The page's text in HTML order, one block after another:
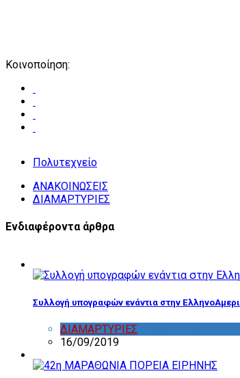
Κοινοποίηση:
Πολυτεχνείο
ΑΝΑΚΟΙΝΩΣΕΙΣ
ΔΙΑΜΑΡΤΥΡΙΕΣ
Ενδιαφέροντα άρθρα
Συλλογή υπογραφών ενάντια στην
ΔΙΑΜΑΡΤΥΡΙΕΣ
16/09/2019